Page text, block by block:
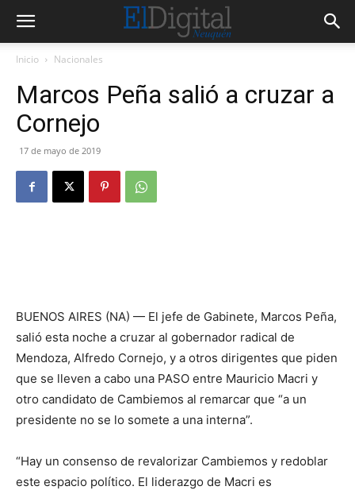
Inicio Nacionales
Marcos Peña salió a cruzar a
Cornejo
17 de mayo de 2019
BUENOS AIRES (NA) — El jefe de Gabinete, Marcos Peña,
salió esta noche a cruzar al gobernador radical de
Mendoza, Alfredo Cornejo, y a otros dirigentes que piden
que se lleven a cabo una PASO entre Mauricio Macri y
otro candidato de Cambiemos al remarcar que “a un
presidente no se lo somete a una interna”.
“Hay un consenso de revalorizar Cambiemos y redoblar
este espacio político. El liderazgo de Macri es